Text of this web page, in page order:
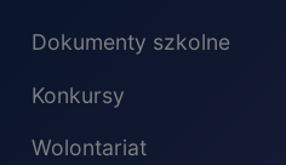
Dokumenty szkolne
Konkursy
Wolontariat